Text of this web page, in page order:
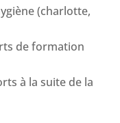
(charlotte,
de formation
à la suite de la